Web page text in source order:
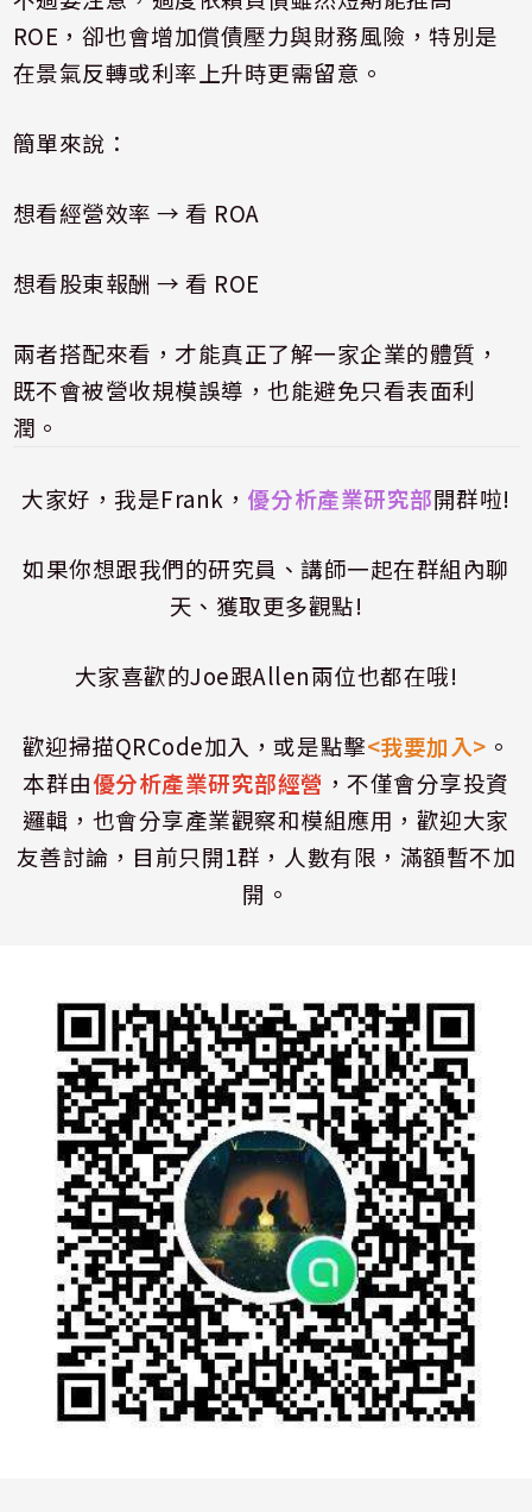
ROE ，卻也會增加償債壓力與財務風險，特別是
在景氣反轉或利率上升時更需留意。
簡單來說：
想看經營效率 →看 ROA
想看股東報酬 →看 ROE
兩者搭配來看，才能真正了解一家企業的體質，
既不會被營收規模誤導，也能避免只看表面利
潤。
大家好，我是Frank， 優分析產業研究部開群啦!
如果你想跟我們的研究員、講師一起在群組內聊
天、獲取更多觀點!
大家喜歡的Joe跟Allen兩位也都在哦!
歡迎掃描QRCode加入，或是點擊<我要加入> 。
本群由優分析產業研究部經營 ，不僅會分享投資
邏輯，也會分享產業觀察和模組應用，歡迎大家
友善討論，目前只開1群，人數有限，滿額暫不加
開。